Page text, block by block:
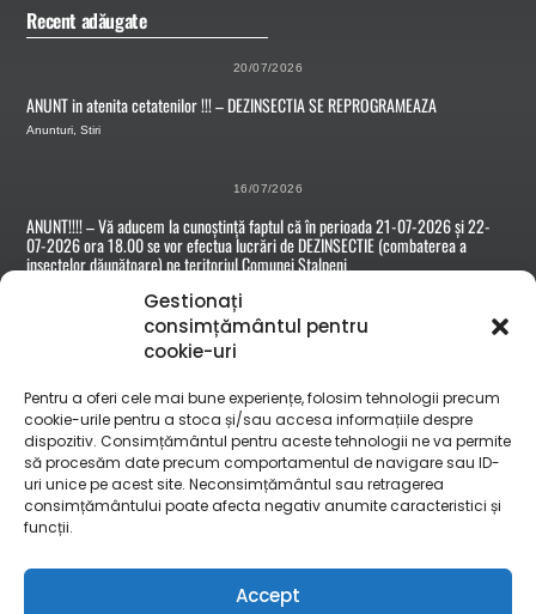
Gestionați
consimțământul pentru
cookie-uri
Pentru a oferi cele mai bune experiențe, folosim tehnologii precum
cookie-urile pentru a stoca și/sau accesa informațiile despre
dispozitiv. Consimțământul pentru aceste tehnologii ne va permite
să procesăm date precum comportamentul de navigare sau ID-
uri unice pe acest site. Neconsimțământul sau retragerea
consimțământului poate afecta negativ anumite caracteristici și
funcții.
Accept
Recent adăugate
20/07/2026
ANUNT in atenita cetatenilor !!! – DEZINSECTIA SE REPROGRAMEAZA
Anunturi,Stiri
16/07/2026
ANUNT!!!! – Vă aducem la cunoștință faptul că în perioada 21-07-2026 și 22-
07-2026 ora 18.00 se vor efectua lucrări de DEZINSECTIE (combaterea a
insectelor dăunătoare) pe teritoriul Comunei Stalpeni
15/07/2026
comuna Stalpeni
Anunturi